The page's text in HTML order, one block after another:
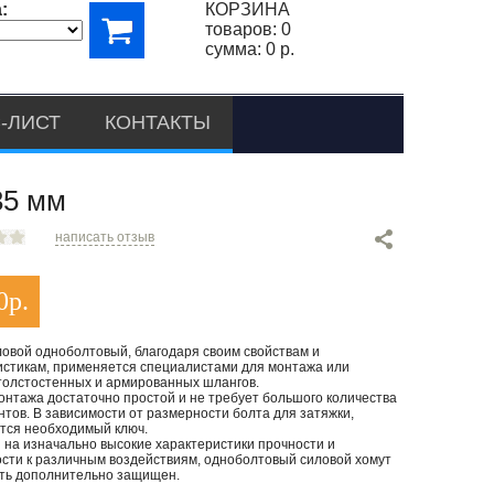
КОРЗИНА
товаров: 0
сумма: 0 р.
ЛИСТ КОНТАКТЫ
мм
написать отзыв
р.
одноболтовый, благодаря своим свойствам и
применяется специалистами для монтажа или
и армированных шлангов.
достаточно простой и не требует большого количества
В зависимости от размерности болта для затяжки,
необходимый ключ.
изначально высокие характеристики прочности и
к различным воздействиям, одноболтовый силовой хомут
дополнительно защищен.